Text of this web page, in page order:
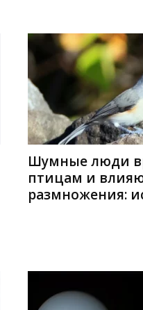
Шумные люди
птицам и
размножения: